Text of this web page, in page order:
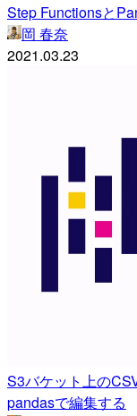
Step Functionsと
岡 春奈
2021.03.23
S3バケット上の
pandasで編集する